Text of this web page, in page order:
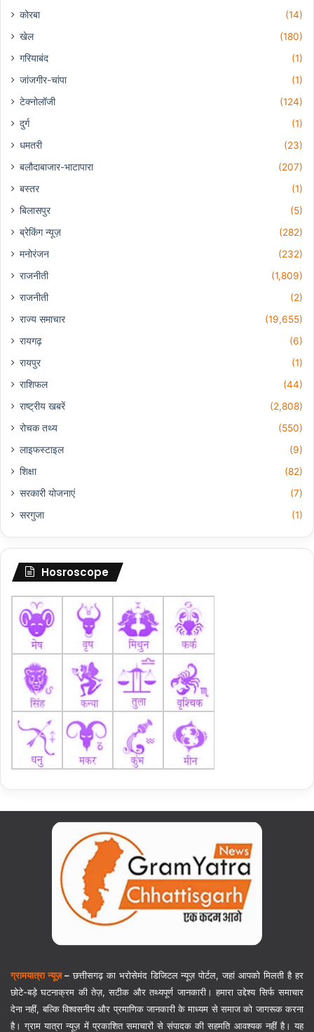
कोरबा
(14)
खेल
(180)
गरियाबंद
(1)
जांजगीर-चांपा
(1)
टेक्नोलॉजी
(124)
दुर्ग
(1)
धमतरी
(23)
बलौदाबाजार-भाटापारा
(207)
बस्तर
(1)
बिलासपुर
(5)
ब्रेकिंग न्यूज़
(282)
मनोरंजन
(232)
राजनीती
(1,809)
राजनीती
(2)
राज्य समाचार
(19,655)
रायगढ़
(6)
रायपुर
(1)
राशिफल
(44)
राष्ट्रीय खबरें
(2,808)
रोचक तथ्य
(550)
लाइफस्टाइल
(9)
शिक्षा
(82)
सरकारी योजनाएं
(7)
सरगुजा
(1)
Hosroscope
ग्रामयात्रा न्यूज़–छत्तीसगढ़ का भरोसेमंद डिजिटल न्यूज़ पोर्टल, जहां आपको मिलती है हर
छोटे-बड़े घटनाक्रम की तेज़, सटीक और तथ्यपूर्ण जानकारी। हमारा उद्देश्य सिर्फ समाचार
देना नहीं, बल्कि विश्वसनीय और प्रमाणिक जानकारी के माध्यम से समाज को जागरूक करना
है। ग्राम यात्रा न्यूज़ में प्रकाशित समाचारों से संपादक की सहमति आवश्यक नहीं है। यह